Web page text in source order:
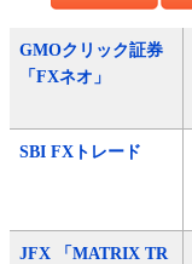
GMOクリック証券
「FXネオ」
SBI FXトレード
JFX 「MATRIX TR